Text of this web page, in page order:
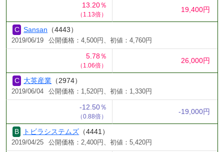
13.20％
（1.13倍）
19,400円
Sansan （4443）
2019/06/19 公開価格：4,500円、初値：4,760円
5.78％
（1.06倍）
26,000円
大英産業 （2974）
2019/06/04 公開価格：1,520円、初値：1,330円
-12.50％
（0.88倍）
-19,000円
トビラシステムズ （4441）
2019/04/25 公開価格：2,400円、初値：5,420円